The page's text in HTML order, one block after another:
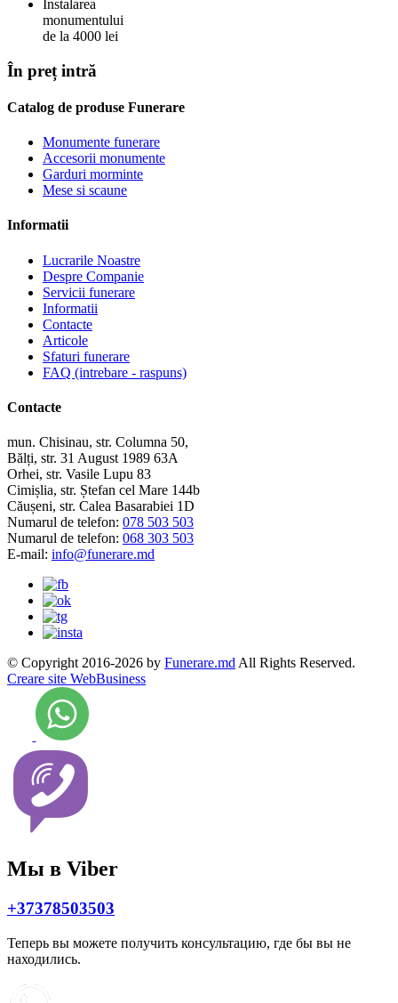
Instalarea
monumentului
de la 4000 lei
În preț intră
Catalog de produse Funerare
Monumente funerare
Accesorii monumente
Garduri morminte
Mese si scaune
Informatii
Lucrarile Noastre
Despre Companie
Servicii funerare
Informatii
Contacte
Articole
Sfaturi funerare
FAQ (intrebare - raspuns)
Contacte
mun. Chisinau, str. Columna 50,
Bălți, str. 31 August 1989 63A
Orhei, str. Vasile Lupu 83
Cimișlia, str. Ștefan cel Mare 144b
Căușeni, str. Calea Basarabiei 1D
Numarul de telefon: 078 503 503
Numarul de telefon: 068 303 503
E-mail: info@funerare.md
© Copyright 2016-2026 by Funerare.md All Rights Reserved.
Creare site WebBusiness
Мы в Viber
+37378503503
Теперь вы можете получить консультацию, где бы вы не
находились.